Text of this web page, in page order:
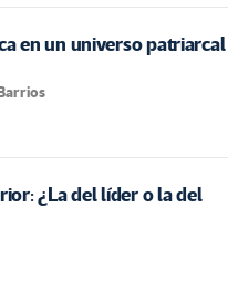
en un universo patriarcal
¿La del líder o la del